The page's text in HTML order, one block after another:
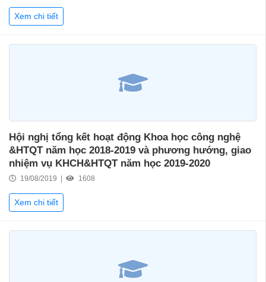
Xem chi tiết
Hội nghị tổng kết hoạt động Khoa học công nghệ
&HTQT năm học 2018-2019 và phương hướng, giao
nhiệm vụ KHCH&HTQT năm học 2019-2020
19/08/2019 | 1608
Xem chi tiết